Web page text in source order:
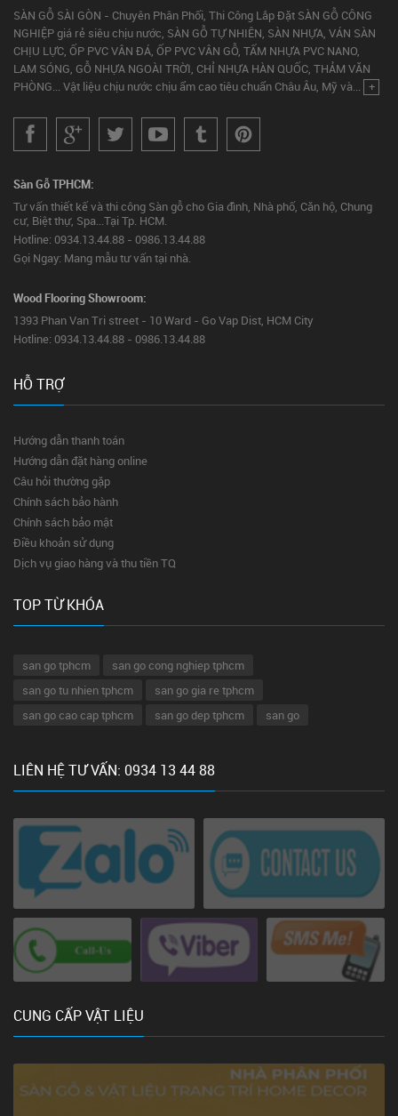
SÀN GỖ SÀI GÒN - Chuyên Phân Phối, Thi Công Lắp Đặt SÀN GỖ CÔNG
NGHIỆP giá rẻ siêu chịu nước, SÀN GỖ TỰ NHIÊN, SÀN NHỰA, VÁN SÀN
CHỊU LỰC, ỐP PVC VÂN ĐÁ, ỐP PVC VÂN GỖ, TẤM NHỰA PVC NANO,
LAM SÓNG, GỖ NHỰA NGOÀI TRỜI, CHỈ NHỰA HÀN QUỐC, THẢM VĂN
PHÒNG... Vật liệu chịu nước chịu ẩm cao tiêu chuẩn Châu Âu, Mỹ và... +
Sàn Gỗ TPHCM:
Tư vấn thiết kế và thi công Sàn gỗ cho Gia đình, Nhà phố, Căn hộ, Chung
cư, Biệt thự, Spa...Tại Tp. HCM.
Hotline: 0934.13.44.88 - 0986.13.44.88
Gọi Ngay: Mang mẫu tư vấn tại nhà.
Wood Flooring Showroom:
1393 Phan Van Tri street - 10 Ward - Go Vap Dist, HCM City
Hotline: 0934.13.44.88 - 0986.13.44.88
HỖ TRỢ
Hướng dẫn thanh toán
Hướng dẫn đặt hàng online
Câu hỏi thường gặp
Chính sách bảo hành
Chính sách bảo mật
Điều khoản sử dụng
Dịch vụ giao hàng và thu tiền TQ
TOP TỪ KHÓA
san go tphcm
san go cong nghiep tphcm
san go tu nhien tphcm
san go gia re tphcm
san go cao cap tphcm
san go dep tphcm san go
LIÊN HỆ TƯ VẤN: 0934 13 44 88
CUNG CẤP VẬT LIỆU